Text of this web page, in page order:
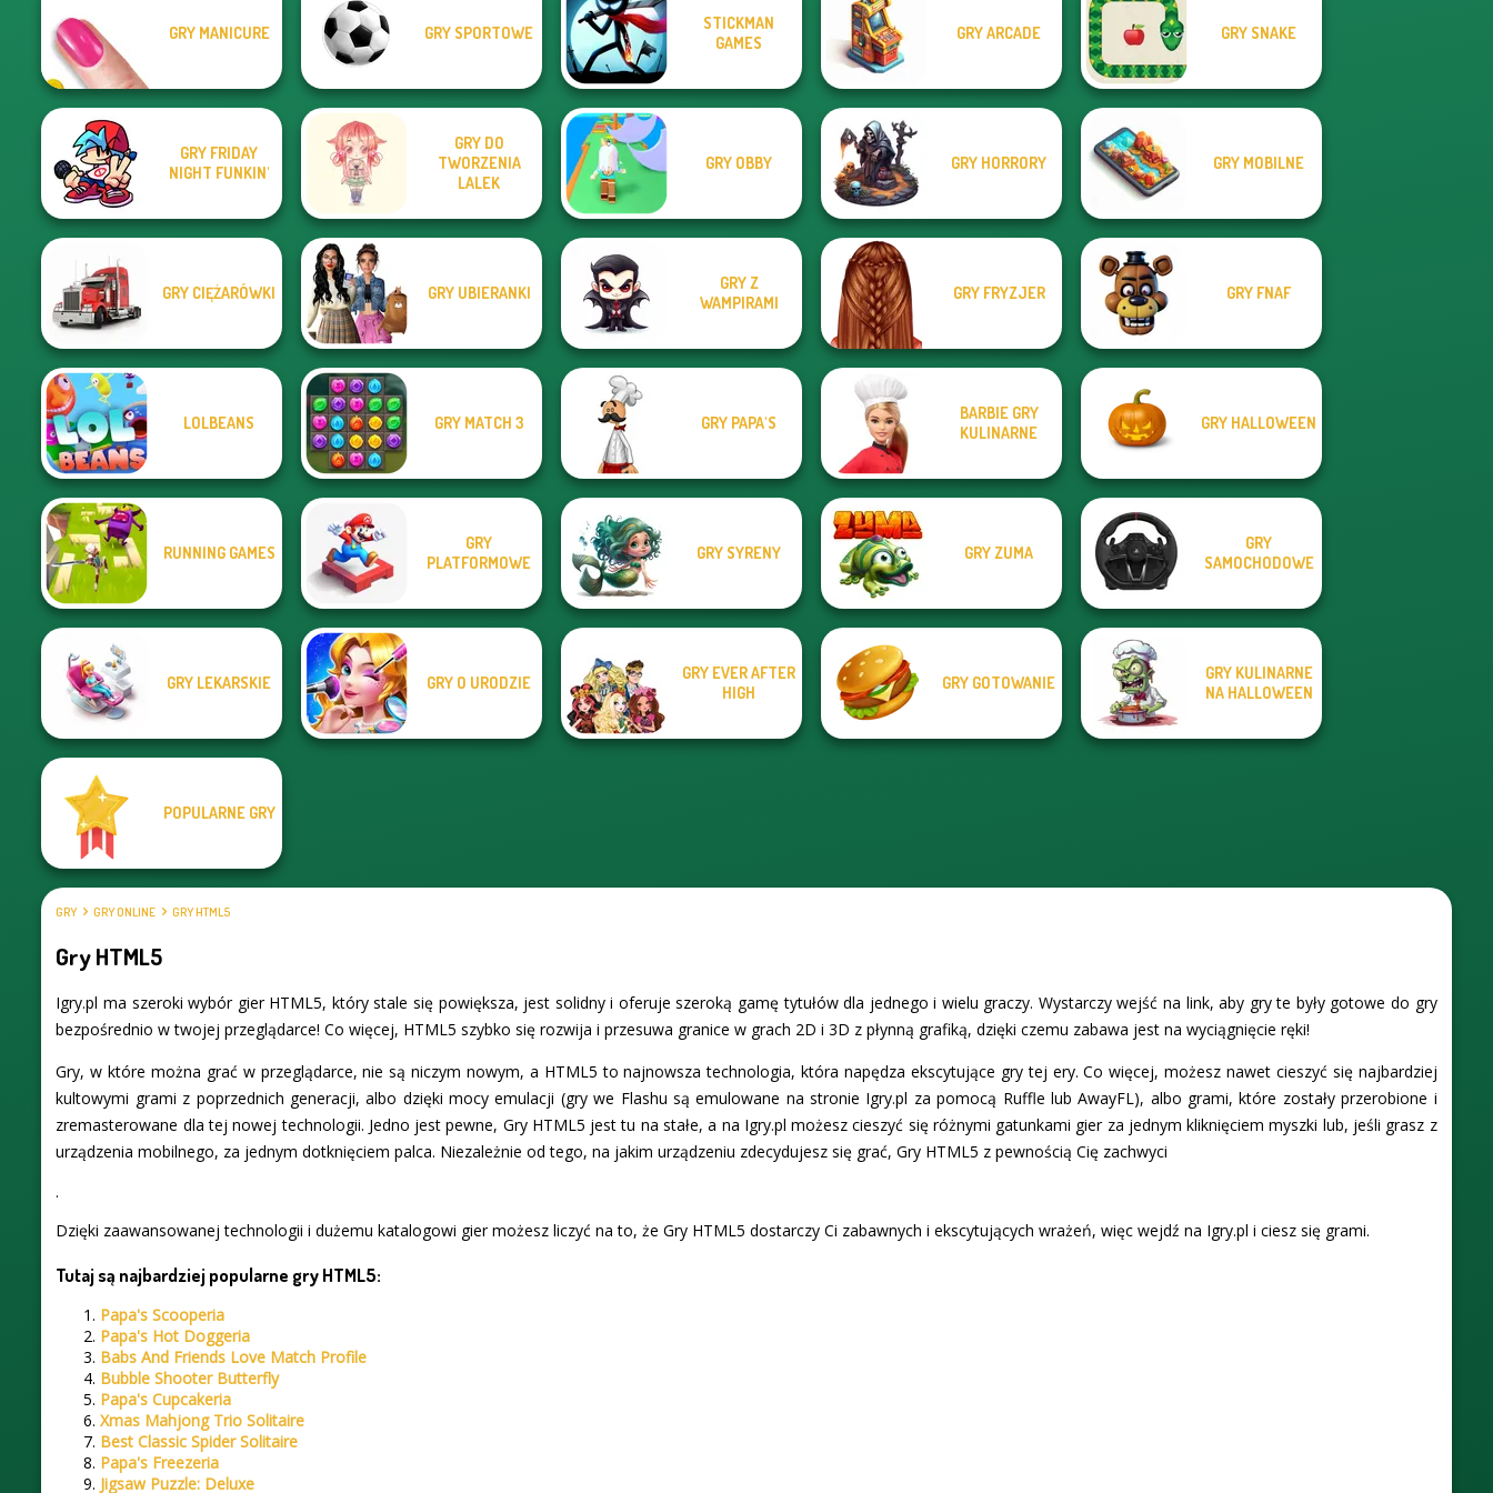
GRY MANICURE GRY SPORTOWE
STICKMAN
GAMES
GRY ARCADE GRY SNAKE
GRY FRIDAY
NIGHT FUNKIN'
GRY DO
TWORZENIA
LALEK
GRY OBBY GRY HORRORY GRY MOBILNE
GRY CIĘŻARÓWKI GRY UBIERANKI
GRY Z
WAMPIRAMI
GRY FRYZJER GRY FNAF
LOLBEANS GRY MATCH 3 GRY PAPA'S
BARBIE GRY
KULINARNE
GRY HALLOWEEN
RUNNING GAMES
GRY
PLATFORMOWE
GRY SYRENY GRY ZUMA
GRY
SAMOCHODOWE
GRY LEKARSKIE GRY O URODZIE
GRY EVER AFTER
HIGH
GRY GOTOWANIE
GRY KULINARNE
NA HALLOWEEN
POPULARNE GRY
GRY GRY ONLINE GRY HTML5
Gry HTML5
Igry.pl ma szeroki wybór gier HTML5, który stale się powiększa, jest solidny i oferuje szeroką gamę tytułów dla jednego i wielu graczy. Wystarczy wejść na link, aby gry te były gotowe do gry
bezpośrednio w twojej przeglądarce! Co więcej, HTML5 szybko się rozwija i przesuwa granice w grach 2D i 3D z płynną grafiką, dzięki czemu zabawa jest na wyciągnięcie ręki!
Gry, w które można grać w przeglądarce, nie są niczym nowym, a HTML5 to najnowsza technologia, która napędza ekscytujące gry tej ery. Co więcej, możesz nawet cieszyć się najbardziej
kultowymi grami z poprzednich generacji, albo dzięki mocy emulacji (gry we Flashu są emulowane na stronie Igry.pl za pomocą Ruffle lub AwayFL), albo grami, które zostały przerobione i
zremasterowane dla tej nowej technologii. Jedno jest pewne, Gry HTML5 jest tu na stałe, a na Igry.pl możesz cieszyć się różnymi gatunkami gier za jednym kliknięciem myszki lub, jeśli grasz z
urządzenia mobilnego, za jednym dotknięciem palca. Niezależnie od tego, na jakim urządzeniu zdecydujesz się grać, Gry HTML5 z pewnością Cię zachwyci
.
Dzięki zaawansowanej technologii i dużemu katalogowi gier możesz liczyć na to, że Gry HTML5 dostarczy Ci zabawnych i ekscytujących wrażeń, więc wejdź na Igry.pl i ciesz się grami.
Tutaj są najbardziej popularne gry HTML5:
Papa's Scooperia
Papa's Hot Doggeria
Babs And Friends Love Match Profile
Bubble Shooter Butterfly
Papa's Cupcakeria
Xmas Mahjong Trio Solitaire
Best Classic Spider Solitaire
Papa's Freezeria
Jigsaw Puzzle: Deluxe